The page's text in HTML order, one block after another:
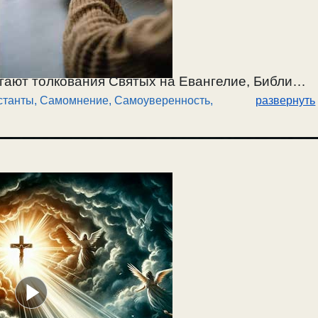
толкования Святых на Евангелие, Библию,
этом выставляют свое толкование Евангелия,
Отчего зависит понимание Евангелия,
его. Об авторитетах в понимании
Писание? Что такоесамомнение
омрачает душевное око и искажает душевное
основании ее. / 30.11.2025.
, Самомнение, Самоуверенность,
развернуть